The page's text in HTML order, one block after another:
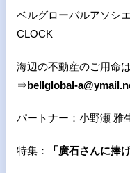
ベルグローバルアソシ
CLOCK
海辺の不動産のご用命は
⇒bellglobal-
パートナー：小野瀬 雅
特集： 「廣石さんに捧